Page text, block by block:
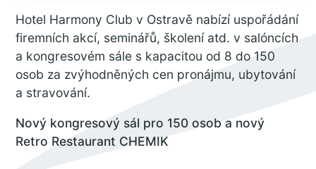
Hotel Harmony Club v Ostravě nabízí uspořádání
firemních akcí, seminářů, školení atd. v salóncích
a kongresovém sále s kapacitou od 8 do 150
osob za zvýhodněných cen pronájmu, ubytování
a stravování.
Nový kongresový sál pro 150 osob a nový
Retro Restaurant CHEMIK